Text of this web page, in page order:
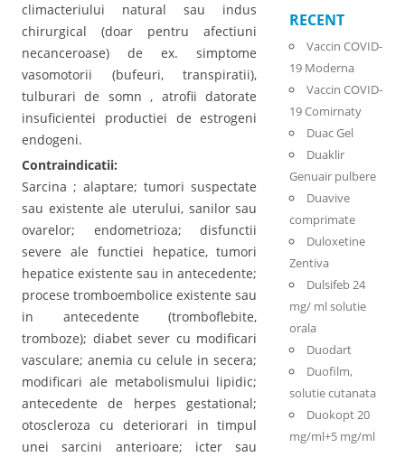
climacteriului natural sau indus
chirurgical (doar pentru afectiuni
necanceroase) de ex. simptome
vasomotorii (bufeuri, transpiratii),
tulburari de somn , atrofii datorate
insuficientei productiei de estrogeni
endogeni.
Contraindicatii:
Sarcina ; alaptare; tumori suspectate
sau existente ale uterului, sanilor sau
ovarelor; endometrioza; disfunctii
severe ale functiei hepatice, tumori
hepatice existente sau in antecedente;
procese tromboembolice existente sau
in antecedente (tromboflebite,
tromboze); diabet sever cu modificari
vasculare; anemia cu celule in secera;
modificari ale metabolismului lipidic;
antecedente de herpes gestational;
otoscleroza cu deteriorari in timpul
unei sarcini anterioare; icter sau
RECENT
Vaccin COVID-
19 Moderna
Vaccin COVID-
19 Comirnaty
Duac Gel
Duaklir
Genuair pulbere
Duavive
comprimate
Duloxetine
Zentiva
Dulsifeb 24
mg/ ml solutie
orala
Duodart
Duofilm,
solutie cutanata
Duokopt 20
mg/ml+5 mg/ml